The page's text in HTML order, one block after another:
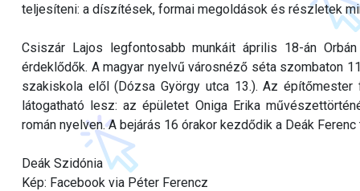
teljesíteni: a díszítések, formai megoldások és részletek
Csiszár Lajos legfontosabb munkáit április 18-án
érdeklődők. A magyar nyelvű városnéző séta szombaton
szakiskola elől (Dózsa György utca 13.). Az
látogatható lesz: az épületet Oniga Erika
román nyelven. A bejárás 16 órakor kezdődik a Deák
Deák Szidónia
Kép: Facebook via Péter Ferencz